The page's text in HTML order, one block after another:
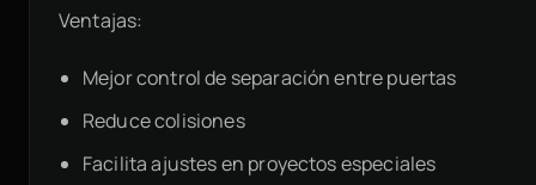
Ventajas:
Mejor control de separación entre puertas
Reduce colisiones
Facilita ajustes en proyectos especiales